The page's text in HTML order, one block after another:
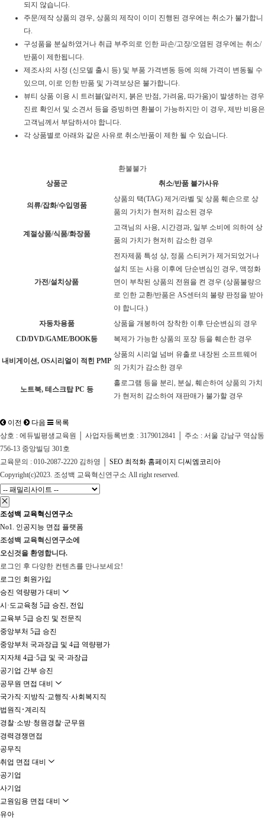
되지 않습니다.
주문/제작 상품의 경우, 상품의 제작이 이미 진행된 경우에는 취소가 불가합니
다.
구성품을 분실하였거나 취급 부주의로 인한 파손/고장/오염된 경우에는 취소/
반품이 제한됩니다.
제조사의 사정 (신모델 출시 등) 및 부품 가격변동 등에 의해 가격이 변동될 수
있으며, 이로 인한 반품 및 가격보상은 불가합니다.
뷰티 상품 이용 시 트러블(알러지, 붉은 반점, 가려움, 따가움)이 발생하는 경우
진료 확인서 및 소견서 등을 증빙하면 환불이 가능하지만 이 경우, 제반 비용은
고객님께서 부담하셔야 합니다.
각 상품별로 아래와 같은 사유로 취소/반품이 제한 될 수 있습니다.
환불불가
상품군
취소/반품 불가사유
의류/잡화/수입명품
상품의 택(TAG) 제거/라벨 및 상품 훼손으로 상
품의 가치가 현저히 감소된 경우
계절상품/식품/화장품
고객님의 사용, 시간경과, 일부 소비에 의하여 상
품의 가치가 현저히 감소한 경우
가전/설치상품
전자제품 특성 상, 정품 스티커가 제거되었거나
설치 또는 사용 이후에 단순변심인 경우, 액정화
면이 부착된 상품의 전원을 켠 경우 (상품불량으
로 인한 교환/반품은 AS센터의 불량 판정을 받아
야 합니다.)
자동차용품
상품을 개봉하여 장착한 이후 단순변심의 경우
CD/DVD/GAME/BOOK등
복제가 가능한 상품의 포장 등을 훼손한 경우
내비게이션, OS시리얼이 적힌 PMP
상품의 시리얼 넘버 유출로 내장된 소프트웨어
의 가치가 감소한 경우
노트북, 테스크탑 PC 등
홀로그램 등을 분리, 분실, 훼손하여 상품의 가치
가 현저히 감소하여 재판매가 불가할 경우
이전 다음
목록
상호 : 에듀빌평생교육원 │ 사업자등록번호 : 3179012841 │ 주소 : 서울 강남구 역삼동
756-13 중앙빌딩 301호
교육문의 : 010-2087-2220 김하영 │ SEO 최적화 홈페이지 디씨엠코리아
Copyright(c)2023. 조성백 교육혁신연구소 All right reserved.
조성백 교육혁신연구소
No1. 인공지능 면접 플랫폼
조성백 교육혁신연구소에
오신것을 환영합니다.
로그인 후 다양한 컨텐츠를 만나보세요!
로그인 회원가입
승진 역량평가 대비
시·도교육청 5급 승진, 전입
교육부 5급 승진 및 전문직
중앙부처 5급 승진
중앙부처 국과장급 및 4급 역량평가
지자체 4급·5급 및 국·과장급
공기업 간부 승진
공무원 면접 대비
국가직·지방직·교행직·사회복지직
법원직･계리직
경찰·소방·청원경찰·군무원
경력경쟁면접
공무직
취업 면접 대비
공기업
사기업
교원임용 면접 대비
유아